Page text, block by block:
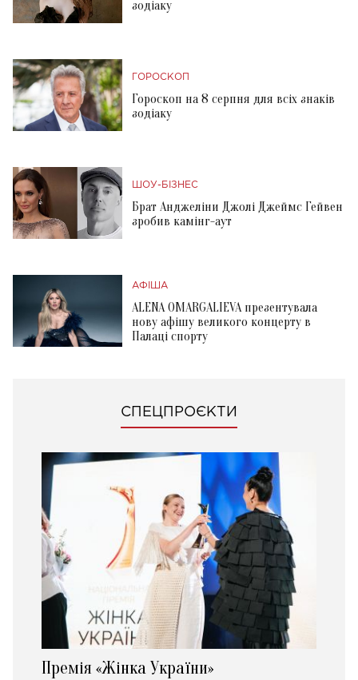
зодіаку
ГОРОСКОП
Гороскоп на 8 серпня для всіх знаків
зодіаку
ШОУ-БІЗНЕС
Брат Анджеліни Джолі Джеймс Гейвен
зробив камінг-аут
АФІША
ALENA OMARGALIEVA презентувала
нову афішу великого концерту в
Палаці спорту
СПЕЦПРОЄКТИ
Премія «Жінка України»